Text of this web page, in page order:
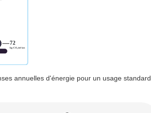
annuelles d'énergie pour un usage standard